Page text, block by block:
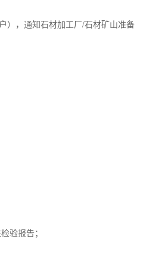
），通知石材加工厂/石材矿山准备
验报告；